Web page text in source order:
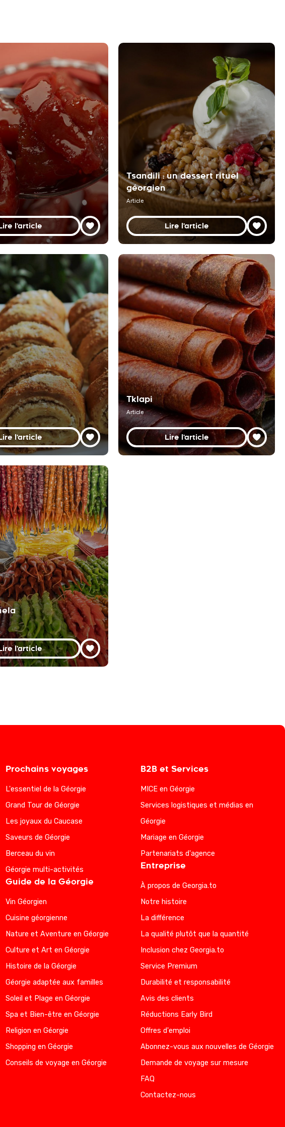
l'article
Tsandili : un dessert rituel
géorgien
Article
Lire l'article
l'article
Tklapi
Article
Lire l'article
l'article
Prochains voyages
L'essentiel de la Géorgie
Grand Tour de Géorgie
Les joyaux du Caucase
Saveurs de Géorgie
Berceau du vin
Géorgie multi-activités
Guide de la Géorgie
Vin Géorgien
Cuisine géorgienne
Nature et Aventure en Géorgie
Culture et Art en Géorgie
Histoire de la Géorgie
Géorgie adaptée aux familles
Soleil et Plage en Géorgie
Spa et Bien-être en Géorgie
Religion en Géorgie
Shopping en Géorgie
Conseils de voyage en Géorgie
B2B et Services
MICE en Géorgie
Services logistiques et médias en
Géorgie
Mariage en Géorgie
Partenariats d'agence
Entreprise
À propos de Georgia.to
Notre histoire
La différence
La qualité plutôt que la quantité
Inclusion chez Georgia.to
Service Premium
Durabilité et responsabilité
Avis des clients
Réductions Early Bird
Offres d'emploi
Abonnez-vous aux nouvelles de Géorgie
Demande de voyage sur mesure
FAQ
Contactez-nous